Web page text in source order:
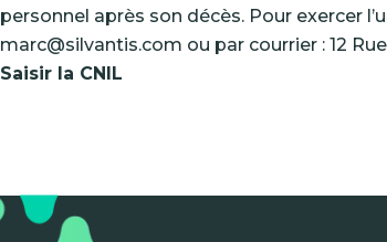
personnel après son décès. Pour exercer
marc@silvantis.com ou par courrier : 12
Saisir la CNIL